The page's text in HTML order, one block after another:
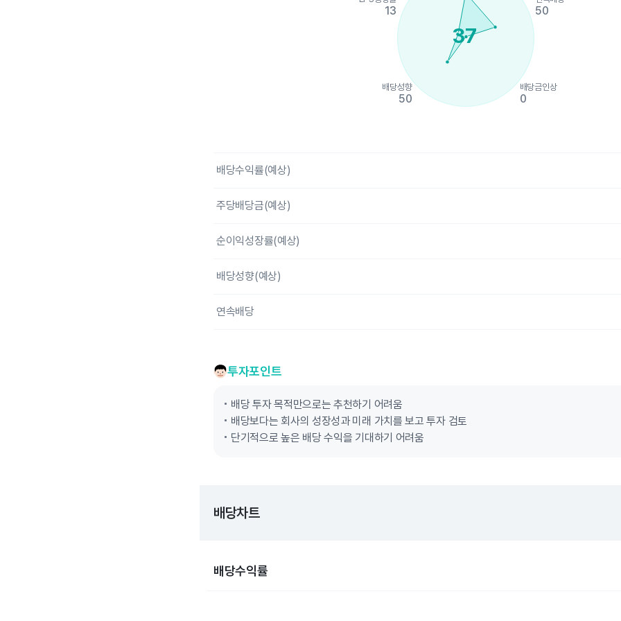
37
50
배당금인상
0
배당성향
50
13
배당수익률(예상)
주당배당금(예상)
순이익성장률(예상)
배당성향(예상)
연속배당
투자포인트
배당 투자 목적만으로는 추천하기 어려움
배당보다는 회사의 성장성과 미래 가치를 보고 투자 검토
단기적으로 높은 배당 수익을 기대하기 어려움
배당차트
배당수익률